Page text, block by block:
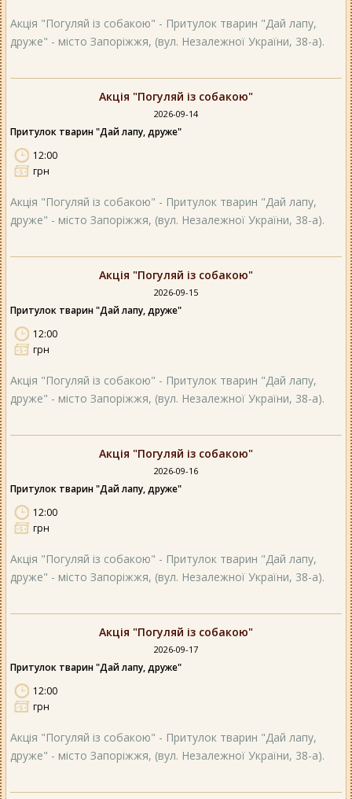
Акція "Погуляй із собакою" - Притулок тварин "Дай лапу,
друже" - місто Запоріжжя, (вул. Незалежної України, 38-а).
Акція "Погуляй із собакою"
2026-09-14
Притулок тварин "Дай лапу, друже"
12:00
грн
Акція "Погуляй із собакою" - Притулок тварин "Дай лапу,
друже" - місто Запоріжжя, (вул. Незалежної України, 38-а).
Акція "Погуляй із собакою"
2026-09-15
Притулок тварин "Дай лапу, друже"
12:00
грн
Акція "Погуляй із собакою" - Притулок тварин "Дай лапу,
друже" - місто Запоріжжя, (вул. Незалежної України, 38-а).
Акція "Погуляй із собакою"
2026-09-16
Притулок тварин "Дай лапу, друже"
12:00
грн
Акція "Погуляй із собакою" - Притулок тварин "Дай лапу,
друже" - місто Запоріжжя, (вул. Незалежної України, 38-а).
Акція "Погуляй із собакою"
2026-09-17
Притулок тварин "Дай лапу, друже"
12:00
грн
Акція "Погуляй із собакою" - Притулок тварин "Дай лапу,
друже" - місто Запоріжжя, (вул. Незалежної України, 38-а).